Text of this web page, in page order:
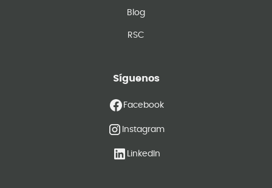
Blog
RSC
Síguenos
Facebook
Instagram
LinkedIn